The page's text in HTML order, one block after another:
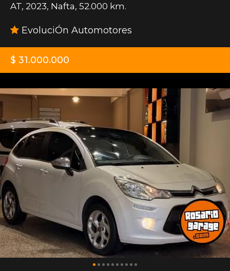
AT, 2023, Nafta, 52.000 km.
EvoluciÓn Automotores
$ 31.000.000